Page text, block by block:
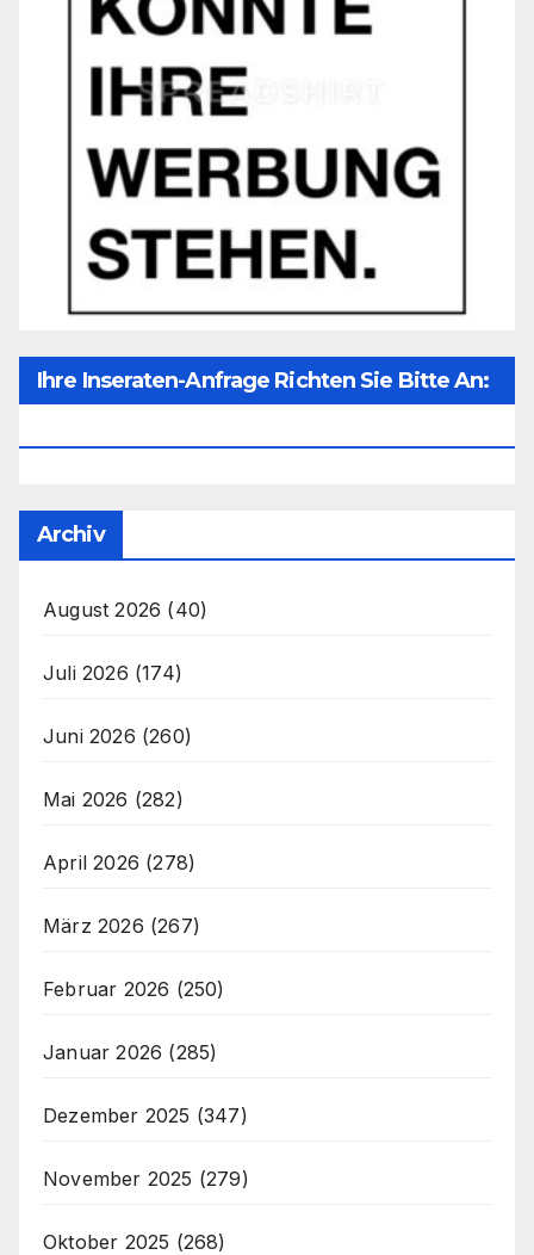
Ihre Inseraten-Anfrage Richten Sie Bitte An:
Archiv
August 2026 (40)
Juli 2026 (174)
Juni 2026 (260)
Mai 2026 (282)
April 2026 (278)
März 2026 (267)
Februar 2026 (250)
Januar 2026 (285)
Dezember 2025 (347)
November 2025 (279)
Oktober 2025 (268)